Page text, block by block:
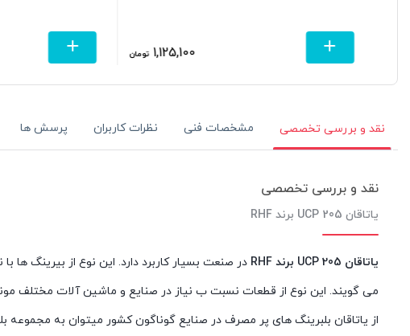
1,125,100 تومان
نقد و بررسی تخصصی مشخصات فنی نظرات کاربران پرسش ها
نقد و بررسی تخصصی
یاتاقان UCP 205 برند RHF
یاتاقان UCP 205 برند RHF
در صنعت بسیار کاربرد دارد. این نوع از بیرینگ
می گویند. این نوع از قطعات نسبت ب نیاز در صنایع و ماشین آلات مختلف
از یاتاقان بلبرینگ های پر مصرف در صنایع گوناگون کشور میتوان به مجموعه